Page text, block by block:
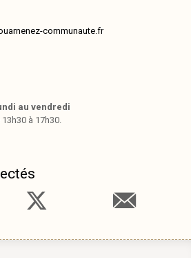
communaute.fr
au vendredi
à 17h30.